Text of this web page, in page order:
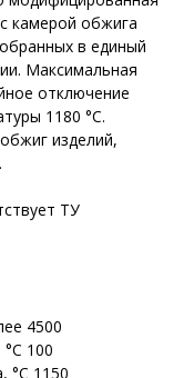
камерой обжига
в единый
Максимальная
отключение
1180 °С.
изделий,
ТУ
4500
100
°С 1150